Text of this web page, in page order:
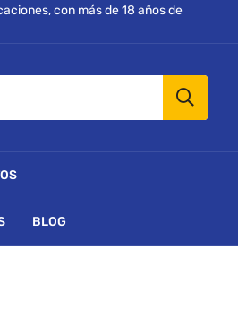
con más de 18 años de
BLOG